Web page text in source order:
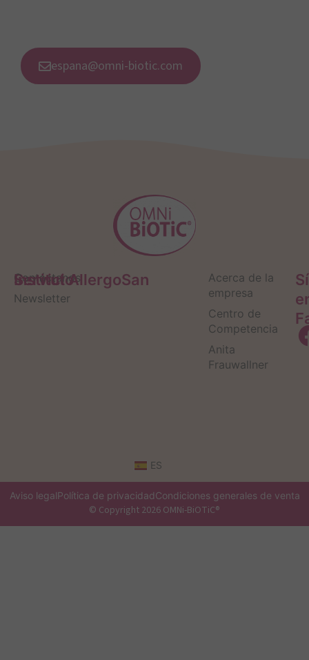
espana@omni-biotic.com
Servicio
Contáctanos
Newsletter
Institut AllergoSan
Acerca de la
empresa
Centro de
Competencia
Anita
Frauwallner
ES
Aviso legalPolítica de privacidadCondiciones generales de venta
© Copyright 2026 OMNi-BiOTiC®